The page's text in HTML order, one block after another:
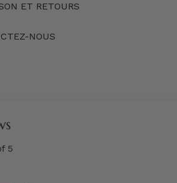
ET RETOURS
NOUS
5